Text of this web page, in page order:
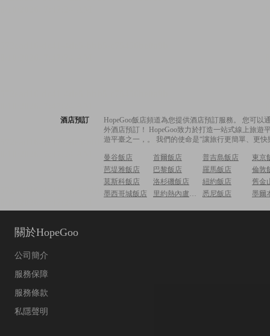
酒店預訂
HopeGoo飯店頻道為您提供酒店預訂服務。 您可
外酒店預訂！ HopeGoo致力於打造一站式線上旅
遊平臺之一，。 我們的使命是“讓旅行更簡單、更
曼谷飯店 首爾飯店 普吉島飯店
東京
芭堤雅飯店
巴黎飯店 羅馬飯店
倫敦
莫斯科飯店
洛杉磯飯店 紐約飯店
舊金
墨西哥城飯店
里約熱內盧飯店 悉尼飯店 墨爾
關於HopeGoo
公司簡介
服務保障
服務條款
私隱聲明